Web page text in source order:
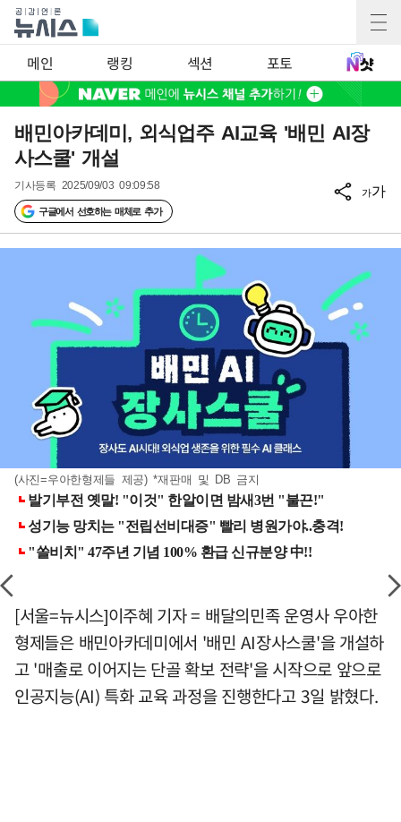
메인 랭킹 섹션 포토
배민아카데미, 외식업주 AI교육 '배민 AI장
사스쿨' 개설
기사등록 2025/09/03 09:09:58
구글에서 선호하는 매체로 추가
가가
(사진=우아한형제들 제공) *재판매 및 DB 금지
[서울=뉴시스]이주혜 기자 = 배달의민족 운영사 우아한
형제들은 배민아카데미에서 '배민 AI장사스쿨'을 개설하
고 '매출로 이어지는 단골 확보 전략'을 시작으로 앞으로
인공지능(AI) 특화 교육 과정을 진행한다고 3일 밝혔다.